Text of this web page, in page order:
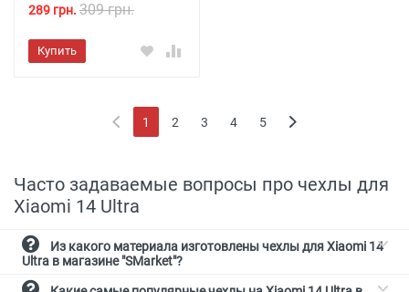
289 грн. 309 грн.
Купить
1
(current)
2 3 4 5
Часто задаваемые вопросы про чехлы для
Xiaomi 14 Ultra
Ultra в магазине "SMarket"?